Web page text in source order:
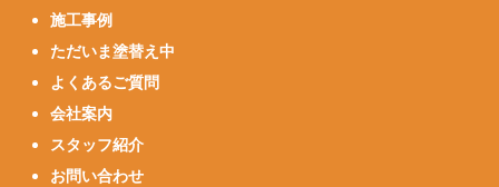
施工事例
ただいま塗替え中
よくあるご質問
会社案内
スタッフ紹介
お問い合わせ